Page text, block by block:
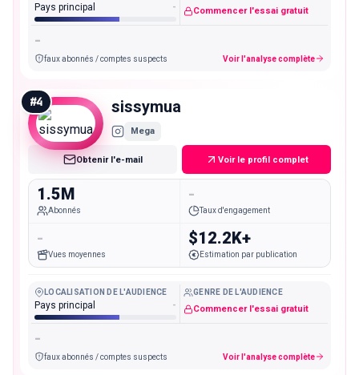
Pays principal - Commencer l'essai gratuit
-
faux abonnés / comptes suspects Voir l'analyse complète
#4 sissymua
Mega
Obtenir l'e-mail Voir le profil complet
1.5M
Abonnés
-
Taux d'engagement
-
Vues moyennes
$12.2K+
Estimation par publication
LOCALISATION DE L'AUDIENCE
Pays principal -
GENRE DE L'AUDIENCE
Commencer l'essai gratuit
-
faux abonnés / comptes suspects Voir l'analyse complète